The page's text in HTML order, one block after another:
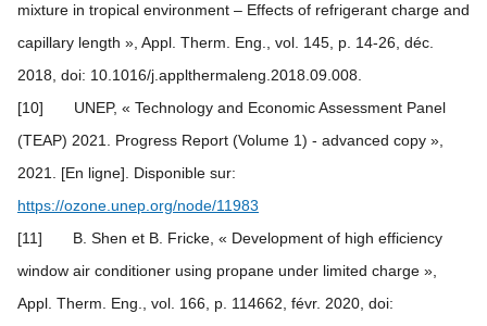
mixture in tropical environment – Effects of refrigerant charge and
capillary length », Appl. Therm. Eng., vol. 145, p. 14‑26, déc.
2018, doi: 10.1016/j.applthermaleng.2018.09.008.
[10] UNEP, « Technology and Economic Assessment Panel
(TEAP) 2021. Progress Report (Volume 1) - advanced copy »,
2021. [En ligne]. Disponible sur:
https://ozone.unep.org/node/11983
[11] B. Shen et B. Fricke, « Development of high efficiency
window air conditioner using propane under limited charge »,
Appl. Therm. Eng., vol. 166, p. 114662, févr. 2020, doi: